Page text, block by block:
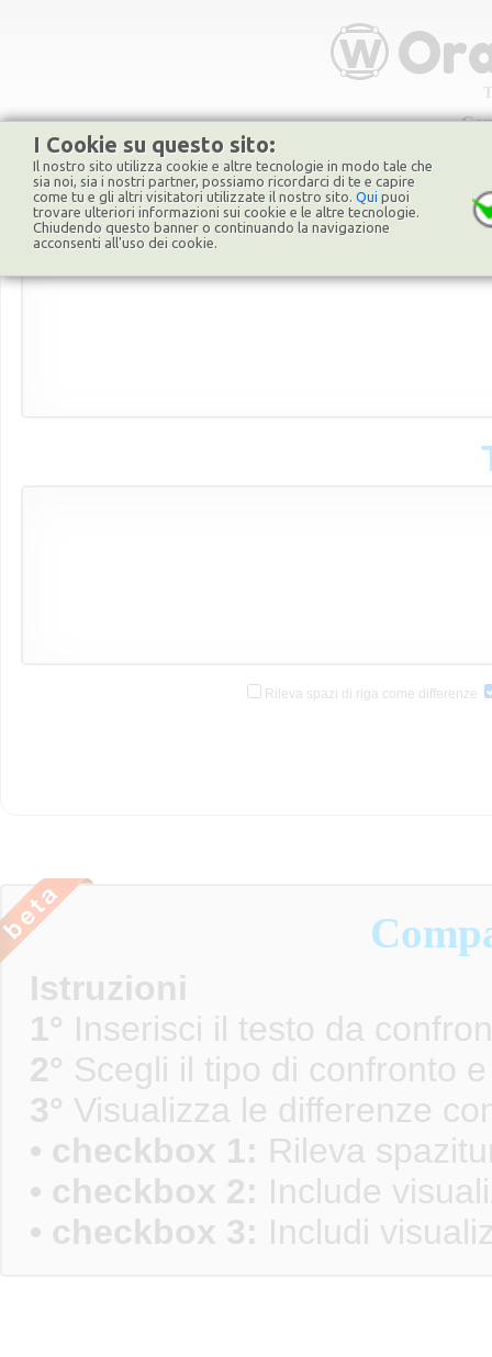
Text Input File Upload URLs
Rileva spazi di riga come differenze
Istruzioni
1° Inserisci il testo da
2° Scegli il tipo di confronto
3° Visualizza le differenze
• checkbox 1: Rileva
• checkbox 2: Include
• checkbox 3: Includi
I Cookie su questo sito:
Il nostro sito utilizza cookie e altre tecnologie in modo tale che
sia noi, sia i nostri partner, possiamo ricordarci di te e capire
come tu e gli altri visitatori utilizzate il nostro sito. Qui puoi
trovare ulteriori informazioni sui cookie e le altre tecnologie.
Chiudendo questo banner o continuando la navigazione
acconsenti all'uso dei cookie.